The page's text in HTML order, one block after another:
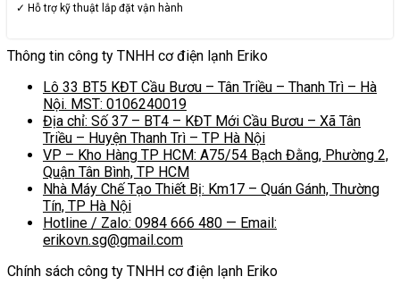
✓ Hỗ trợ kỹ thuật lắp đặt vận hành
Thông tin công ty TNHH cơ điện lạnh Eriko
Lô 33 BT5 KĐT Cầu Bươu – Tân Triều – Thanh Trì – Hà
Nội. MST: 0106240019
Địa chỉ: Số 37 – BT4 – KĐT Mới Cầu Bươu – Xã Tân
Triều – Huyện Thanh Trì – TP Hà Nội
VP – Kho Hàng TP HCM: A75/54 Bạch Đằng, Phường 2,
Quận Tân Bình, TP HCM
Nhà Máy Chế Tạo Thiết Bị: Km17 – Quán Gánh, Thường
Tín, TP Hà Nội
Hotline / Zalo: 0984 666 480 — Email:
erikovn.sg@gmail.com
Chính sách công ty TNHH cơ điện lạnh Eriko